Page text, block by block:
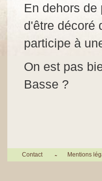
En dehors
d'être décoré
participe à
On est pas
Basse ?
Contact Mentions